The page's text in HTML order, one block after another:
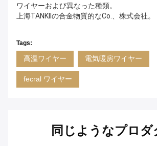
ワイヤーおよび異なった種類。
上海TANKIIの合金物質的なCo.、株式会社。
Tags:
高温ワイヤー 電気暖房ワイヤー
fecral ワイヤー
同じようなプロダ